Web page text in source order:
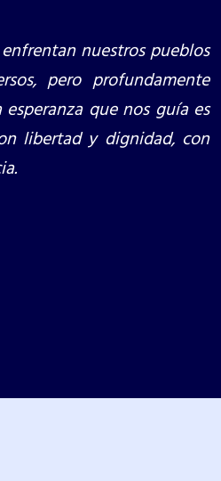
nuestros pueblos
pero profundamente
que nos guía es
libertad y dignidad, con